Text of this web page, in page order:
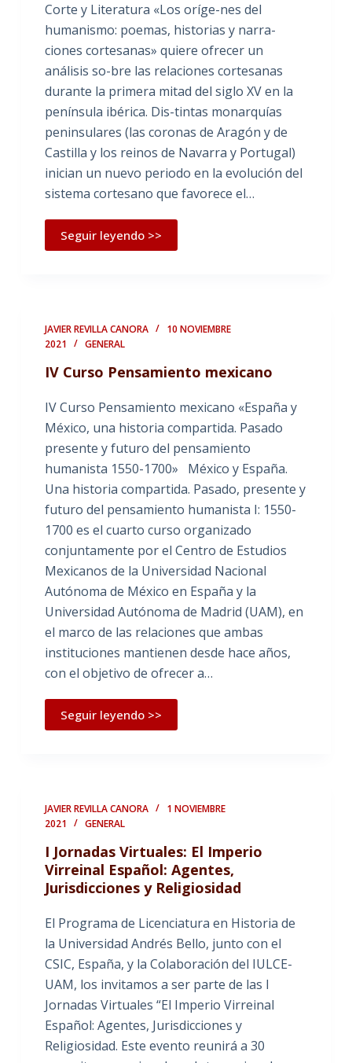
Corte y Literatura «Los oríge-nes del
humanismo: poemas, historias y narra-
ciones cortesanas» quiere ofrecer un
análisis so-bre las relaciones cortesanas
durante la primera mitad del siglo XV en la
península ibérica. Dis-tintas monarquías
peninsulares (las coronas de Aragón y de
Castilla y los reinos de Navarra y Portugal)
inician un nuevo periodo en la evolución del
sistema cortesano que favorece el…
Seguir leyendo >>
JAVIER REVILLA CANORA
10 NOVIEMBRE
2021
GENERAL
IV Curso Pensamiento mexicano
IV Curso Pensamiento mexicano «España y
México, una historia compartida. Pasado
presente y futuro del pensamiento
humanista 1550-1700» México y España.
Una historia compartida. Pasado, presente y
futuro del pensamiento humanista I: 1550-
1700 es el cuarto curso organizado
conjuntamente por el Centro de Estudios
Mexicanos de la Universidad Nacional
Autónoma de México en España y la
Universidad Autónoma de Madrid (UAM), en
el marco de las relaciones que ambas
instituciones mantienen desde hace años,
con el objetivo de ofrecer a…
Seguir leyendo >>
JAVIER REVILLA CANORA
1 NOVIEMBRE
2021
GENERAL
I Jornadas Virtuales: El Imperio
Virreinal Español: Agentes,
Jurisdicciones y Religiosidad
El Programa de Licenciatura en Historia de
la Universidad Andrés Bello, junto con el
CSIC, España, y la Colaboración del IULCE-
UAM, los invitamos a ser parte de las I
Jornadas Virtuales “El Imperio Virreinal
Español: Agentes, Jurisdicciones y
Religiosidad. Este evento reunirá a 30